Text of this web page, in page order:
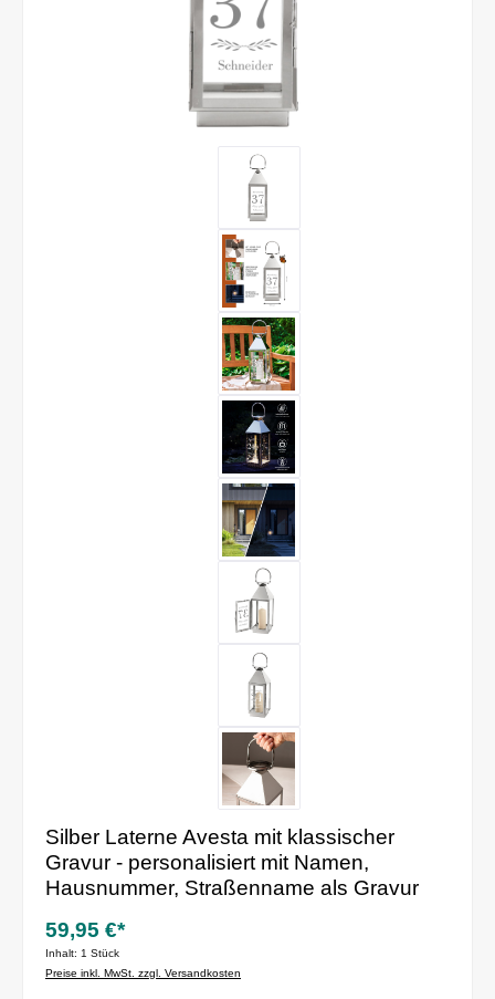
Silber Laterne Avesta mit klassischer
Gravur - personalisiert mit Namen,
Hausnummer, Straßenname als Gravur
59,95 €*
Inhalt: 1 Stück
Preise inkl. MwSt. zzgl. Versandkosten